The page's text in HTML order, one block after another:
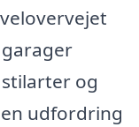
og
udfordring